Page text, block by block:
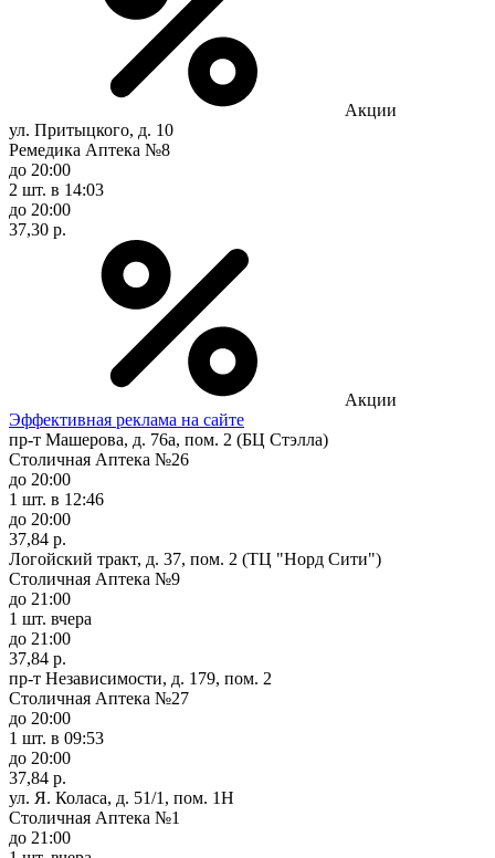
Акции
ул. Притыцкого, д. 10
Ремедика Аптека №8
до 20:00
2 шт. в 14:03
до 20:00
37,30 р.
Акции
Эффективная реклама на сайте
пр-т Машерова, д. 76а, пом. 2 (БЦ Стэлла)
Столичная Аптека №26
до 20:00
1 шт. в 12:46
до 20:00
37,84 р.
Логойский тракт, д. 37, пом. 2 (ТЦ "Норд Сити")
Столичная Аптека №9
до 21:00
1 шт. вчера
до 21:00
37,84 р.
пр-т Независимости, д. 179, пом. 2
Столичная Аптека №27
до 20:00
1 шт. в 09:53
до 20:00
37,84 р.
ул. Я. Коласа, д. 51/1, пом. 1Н
Столичная Аптека №1
до 21:00